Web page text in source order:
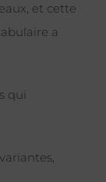
et cette
a
qui